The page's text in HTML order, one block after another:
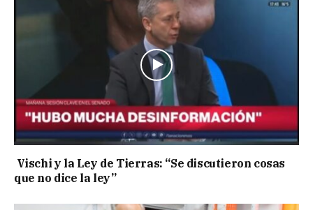
Vischi y la Ley de Tierras: “Se discutieron cosas
que no dice la ley”